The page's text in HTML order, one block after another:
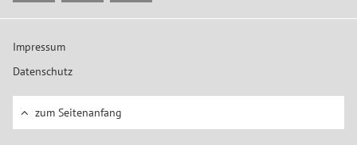
Impressum
Datenschutz
zum Seitenanfang